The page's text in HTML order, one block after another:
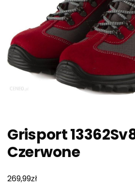
Grisport
Czerwone
269,99zł